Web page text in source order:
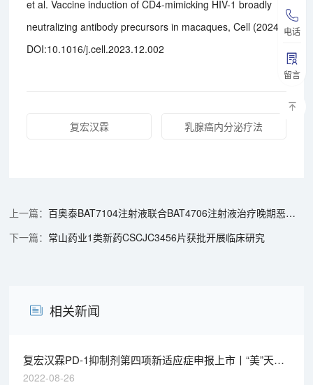
电话
留言
et al. Vaccine induction of CD4-mimicking HIV-1 broadly
neutralizing antibody precursors in macaques, Cell (2024).
DOI:10.1016/j.cell.2023.12.002
复宏汉霖 乳腺癌内分泌疗法
百奥泰BAT7104注射液联合BAT4706注射液治疗晚期恶性肿瘤获药物获批临床
常山药业1类新药CSCJC3456片获批开展临床研究
相关新闻
复宏汉霖PD-1抑制剂第四项新适应症申报上市丨“美”天新
药事
2022-08-26